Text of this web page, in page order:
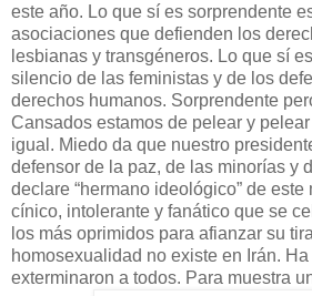
este año. Lo que sí es sorprendente
asociaciones que defienden los
lesbianas y transgéneros. Lo que sí
silencio de las feministas y de los
derechos humanos. Sorprendente
Cansados estamos de pelear y
igual. Miedo da que nuestro
defensor de la paz, de las minorías y
declare “hermano ideológico” de este
cínico, intolerante y fanático que se
los más oprimidos para afianzar su
homosexualidad no existe en Irán.
exterminaron a todos. Para muestra